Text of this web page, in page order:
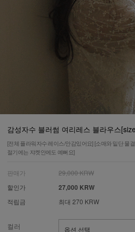
감성자수 블러썸 여리레스 블라우스
[전체 플라워자수 레이스/안감있어요] [소매와 밑단 물
절기에는 쟈켓안에도 예뻐요]
판매가
29,000 KRW
할인가
27,000 KRW
적립금 최대 270 KRW
컬러